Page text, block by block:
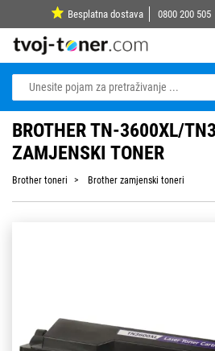
Besplatna dostava 0800 200 505
BROTHER TN-3600XL/
ZAMJENSKI TONER
Brother toneri Brother zamjenski toneri